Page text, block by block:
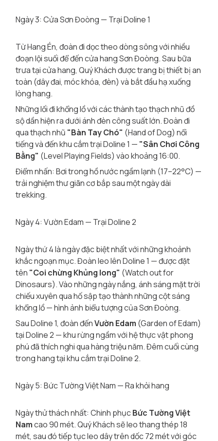
Ngày 3: Cửa Sơn Đoòng — Trại Doline 1
Từ Hang Én, đoàn đi dọc theo dòng sông với nhiều
đoạn lội suối để đến cửa hang Sơn Đoòng. Sau bữa
trưa tại cửa hang, Quý Khách được trang bị thiết bị an
toàn (dây đai, móc khóa, đèn) và bắt đầu hạ xuống
lòng hang.
Những lối đi khổng lồ với các thành tạo thạch nhũ đồ
sộ dần hiện ra dưới ánh đèn công suất lớn. Đoàn đi
qua thạch nhũ "Bàn Tay Chó" (Hand of Dog) nổi
tiếng và đến khu cắm trại Doline 1 — "Sân Chơi Công
Bằng" (Level Playing Fields) vào khoảng 16:00.
Điểm nhấn: Bơi trong hồ nước ngầm lạnh (17–22°C) —
trải nghiệm thư giãn cơ bắp sau một ngày dài
trekking.
Ngày 4: Vườn Edam — Trại Doline 2
Ngày thứ 4 là ngày đặc biệt nhất với những khoảnh
khắc ngoạn mục. Đoàn leo lên Doline 1 — được đặt
tên "Coi chừng Khủng long" (Watch out for
Dinosaurs). Vào những ngày nắng, ánh sáng mặt trời
chiếu xuyên qua hố sập tạo thành những cột sáng
khổng lồ — hình ảnh biểu tượng của Sơn Đoòng.
Sau Doline 1, đoàn đếnVườn Edam (Garden of Edam)
tại Doline 2 — khu rừng ngầm với hệ thực vật phong
phú đã thích nghi qua hàng triệu năm. Đêm cuối cùng
trong hang tại khu cắm trại Doline 2.
Ngày 5: Bức Tường Việt Nam — Ra khỏi hang
Ngày thử thách nhất: Chinh phụcBức Tường Việt
Namcao 90 mét. Quý Khách sẽ leo thang thép 18
mét, sau đó tiếp tục leo dây trên dốc 72 mét với góc